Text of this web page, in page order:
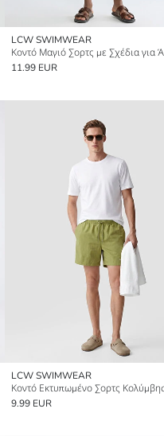
LCW SWIMWEAR
Κοντό Μαγιό Σορτς με Σχέδια για
11.99 EUR
LCW SWIMWEAR
9.99 EUR